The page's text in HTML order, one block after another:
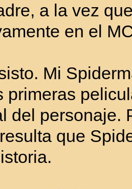
a la vez
en el
Mi
primeras
del personaje.
que